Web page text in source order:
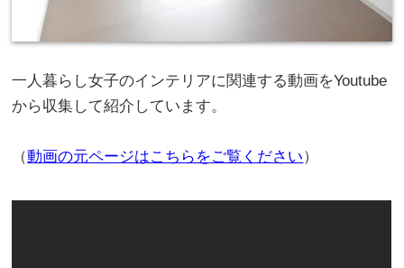
一人暮らし女子のインテリアに関連する動画をYoutube
から収集して紹介しています。
（動画の元ページはこちらをご覧ください）